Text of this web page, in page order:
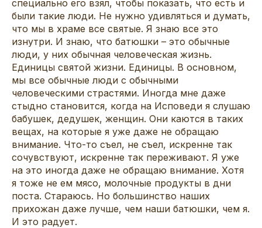
специально его взял, чтобы показать, что есть и
были такие люди. Не нужно удивляться и думать,
что мы в храме все святые. Я знаю все это
изнутри. И знаю, что батюшки – это обычные
люди, у них обычная человеческая жизнь.
Единицы святой жизни. Единицы. В основном,
мы все обычные люди с обычными
человеческими страстями. Иногда мне даже
стыдно становится, когда на Исповеди я слушаю
бабушек, дедушек, женщин. Они каются в таких
вещах, на которые я уже даже не обращаю
внимание. Что-то съел, не съел, искренне так
сочувствуют, искренне так переживают. Я уже
на это иногда даже не обращаю внимание. Хотя
я тоже не ем мясо, молочные продукты в дни
поста. Стараюсь. Но большинство наших
прихожан даже лучше, чем наши батюшки, чем я.
И это радует.